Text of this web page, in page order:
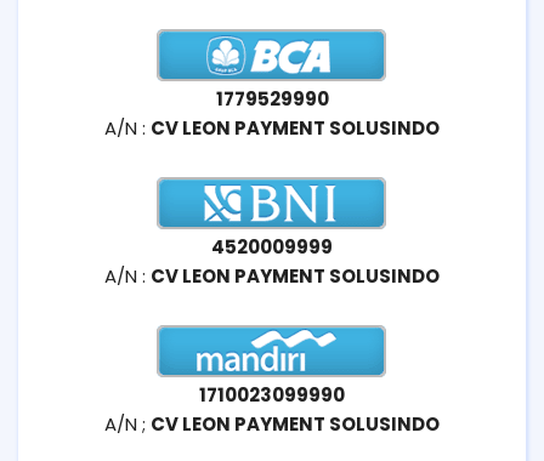
1779529990
A/N : CV LEON PAYMENT SOLUSINDO
4520009999
A/N : CV LEON PAYMENT SOLUSINDO
1710023099990
A/N ; CV LEON PAYMENT SOLUSINDO